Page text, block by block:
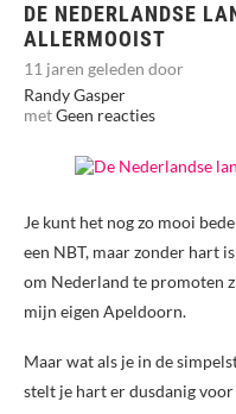
DE NEDERLANDSE
ALLERMOOIST
11 jaren geleden door
Randy Gasper
metGeen reacties
Je kunt het nog zo mooi
een NBT, maar zonder hart
om Nederland te promoten
mijn eigen Apeldoorn.
Maar wat als je in de
stelt je hart er dusdanig